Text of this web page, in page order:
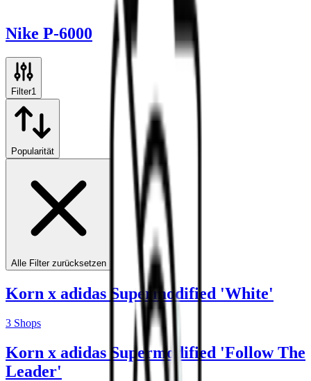
Nike P-6000
Filter1
Popularität
Alle Filter zurücksetzen
Korn x adidas Supermodified 'White'
3 Shops
Korn x adidas Supermodified 'Follow The
Leader'